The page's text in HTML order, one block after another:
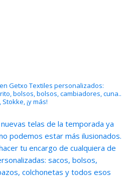
Getxo Textiles personalizados:
bolsos, bolsos, cambiadores, cuna..
¡y más!